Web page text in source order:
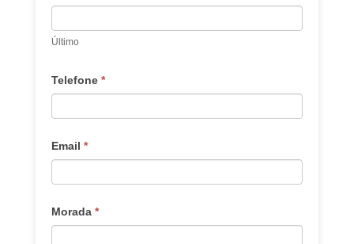
Último
Telefone *
Email *
Morada *